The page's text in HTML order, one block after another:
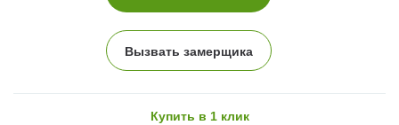
Вызвать замерщика
Купить в 1 клик